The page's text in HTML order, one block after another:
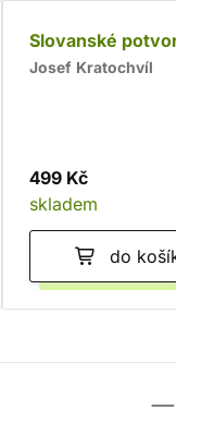
Slovanské potvory
Josef Kratochvíl
499 Kč
skladem
do košíku